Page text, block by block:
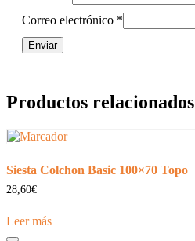
Correo electrónico *
Productos relacionados
Siesta Colchon Basic 100×70 Topo
28,60€
Leer más